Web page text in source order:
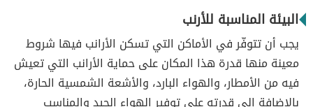
البيئة المناسبة للأرنب
يجب أن تتوفّر في الأماكن التي تسكن الأرانب فيها شروط
معينة منها قدرة هذا المكان على حماية الأرانب التي تعيش
فيه من الأمطار، والهواء البارد، والأشعة الشمسية الحارة،
بالإضافة إلى قدرته على توفير الهواء الجيد والمناسب